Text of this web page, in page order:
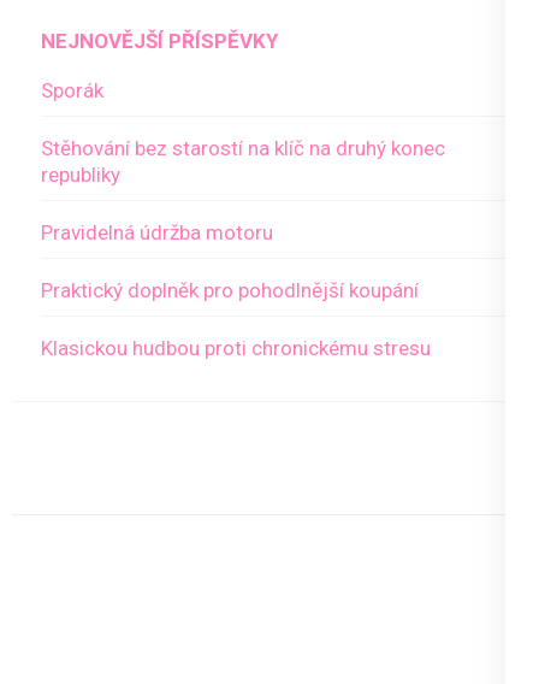
NEJNOVĚJŠÍ PŘÍSPĚVKY
Sporák
Stěhování bez starostí na klíč na druhý konec
republiky
Pravidelná údržba motoru
Praktický doplněk pro pohodlnější koupání
Klasickou hudbou proti chronickému stresu